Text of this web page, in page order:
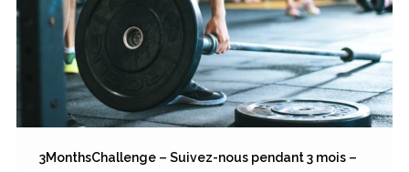
3MonthsChallenge – Suivez-nous pendant 3 mois –